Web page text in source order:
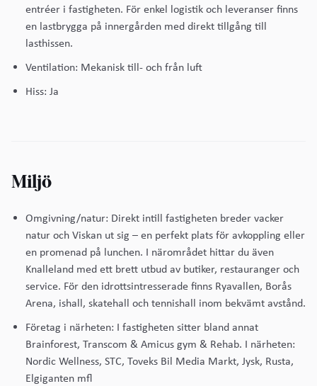
entréer i fastigheten. För enkel logistik och leveranser finns
en lastbrygga på innergården med direkt tillgång till
lasthissen.
Ventilation: Mekanisk till- och från luft
Hiss: Ja
Miljö
Omgivning/natur: Direkt intill fastigheten breder vacker
natur och Viskan ut sig – en perfekt plats för avkoppling eller
en promenad på lunchen. I närområdet hittar du även
Knalleland med ett brett utbud av butiker, restauranger och
service. För den idrottsintresserade finns Ryavallen, Borås
Arena, ishall, skatehall och tennishall inom bekvämt avstånd.
Företag i närheten: I fastigheten sitter bland annat
Brainforest, Transcom & Amicus gym & Rehab. I närheten:
Nordic Wellness, STC, Toveks Bil Media Markt, Jysk, Rusta,
Elgiganten mfl